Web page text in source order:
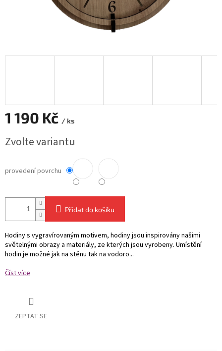
1 190 Kč / ks
cena:
Zvolte variantu
provedení povrchu
Přidat do košíku
Hodiny s vygravírovaným motivem, hodiny jsou inspirovány našimi
světelnými obrazy a materiály, ze kterých jsou vyrobeny. Umístění
hodin je možné jak na stěnu tak na vodoro...
Číst více
ZEPTAT SE